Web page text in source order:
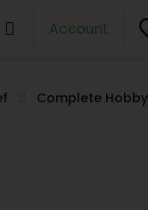
Account
Complete